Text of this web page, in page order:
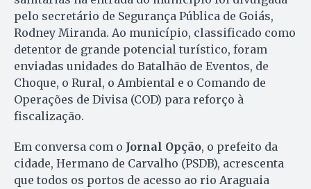
pelo secretário de Segurança Pública de Goiás,
Rodney Miranda. Ao município, classificado como
detentor de grande potencial turístico, foram
enviadas unidades do Batalhão de Eventos, de
Choque, o Rural, o Ambiental e o Comando de
Operações de Divisa (COD) para reforço à
fiscalização.
Em conversa com o Jornal Opção, o prefeito da
cidade, Hermano de Carvalho (PSDB), acrescenta
que todos os portos de acesso ao rio Araguaia